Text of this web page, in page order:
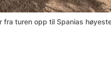
turen opp til Spanias